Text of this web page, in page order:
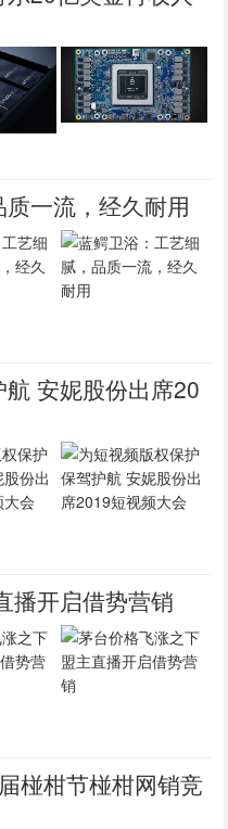
一流，经久耐用
安妮股份出席20
播开启借势营销
椪柑节椪柑网销竞